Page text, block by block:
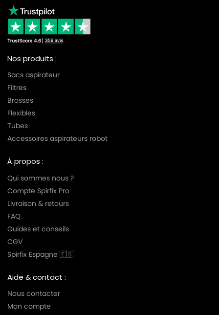
Nos produits :
Sacs aspirateur
Filtres
Brosses
Flexibles
Tubes
Accessoires aspirateurs robot
À propos :
Qui sommes nous ?
Compte Spirfix Pro
Livraison & retours
FAQ
Guides et conseils
CGV
Spirfix Espagne 🇪🇸
Aide & contact :
Nous contacter
Mon compte